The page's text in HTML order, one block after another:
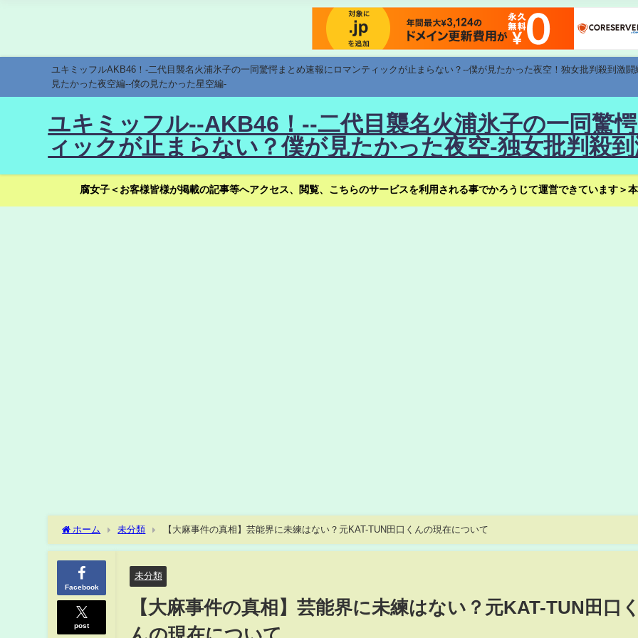
ユキミッフルAKB46！-二代目襲名火浦氷子の一同驚愕まとめ速報にロマンティックが止まらない？--僕が見たかった夜空！独女批判殺到激
見たかった夜空編--僕の見たかった星空編-
ユキミッフル--AKB46！--二代目襲名火浦氷子の一同驚
ィックが止まらない？僕が見たかった夜空-独女批判殺
腐女子＜お客様皆様が掲載の記事等へアクセス、閲覧、こちらのサービスを利用される事でかろうじて運営できています＞
ホーム 未分類 【大麻事件の真相】芸能界に未練はない？元KAT-TUN田口くんの現在について
Facebook
post
未分類
【大麻事件の真相】芸能界に未練はない？元KAT-TUN田口